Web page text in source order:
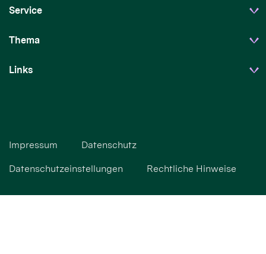
Service
Thema
Links
Impressum Datenschutz
Datenschutzeinstellungen Rechtliche Hinweise